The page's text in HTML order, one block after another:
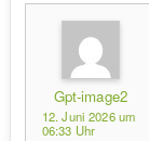
Gpt-image2
12. Juni 2026 um
06:33 Uhr